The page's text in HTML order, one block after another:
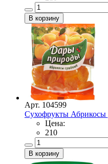
Арт. 104599
Сухофрукты
Цена:
210